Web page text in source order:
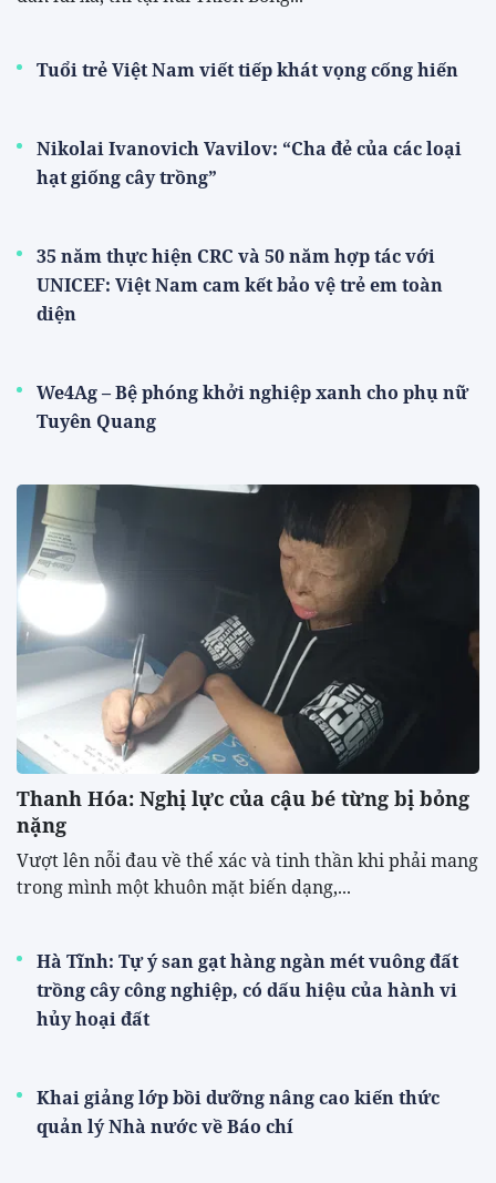
Tuổi trẻ Việt Nam viết tiếp khát vọng cống hiến
Nikolai Ivanovich Vavilov: “Cha đẻ của các loại
hạt giống cây trồng”
35 năm thực hiện CRC và 50 năm hợp tác với
UNICEF: Việt Nam cam kết bảo vệ trẻ em toàn
diện
We4Ag – Bệ phóng khởi nghiệp xanh cho phụ nữ
Tuyên Quang
Thanh Hóa: Nghị lực của cậu bé từng bị bỏng
nặng
Vượt lên nỗi đau về thể xác và tinh thần khi phải mang
trong mình một khuôn mặt biến dạng,...
Hà Tĩnh: Tự ý san gạt hàng ngàn mét vuông đất
trồng cây công nghiệp, có dấu hiệu của hành vi
hủy hoại đất
Khai giảng lớp bồi dưỡng nâng cao kiến thức
quản lý Nhà nước về Báo chí